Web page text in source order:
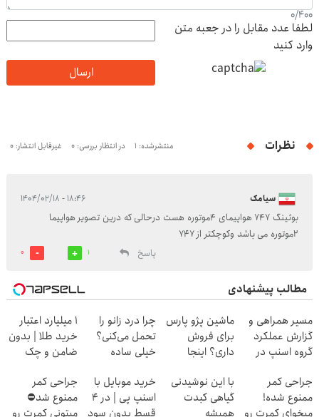
0/400
لطفا عدد مقابل را در جعبه متن
وارد کنید
ارسال
نظرات منتشرشده: 1 در انتظار بررسی: 0 غیرقابل انتشار: 0
سیامک ۱۸:۴۶ - ۱۴۰۴/۰۲/۱۸
بوئینگ 747 هواپیمای 4موتوره هست درحالی که درین تصویر هواپیما
2موتوره می باشد وکوچکتر از 747
پاسخ
1
0
مطالب پیشنهادی
مسیر همراهی و
گزارش عملکرد
گروه اسنپ در
ماشین پژو پارس
برای فروش
داری؟ اینجا
چرا درد زانو را
تحمل می‌کنی؟
خیلی ساده
کن
۱ میلیارد اعتبار
خرید طلا | بدون
ضامن و چک
جراحی کمر
ممنوع شده!
میخوای کمرت رو
با این نوشیدنی
گیاهی کبدت
همیشه
خرید موبایل با
اسنپ پی | در ۴
قسط بدون سود
جراحی کمر
ممنوع شد⛔
میتونی کمرت رو